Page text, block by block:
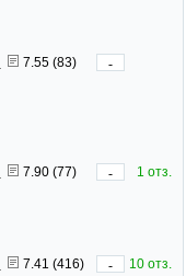
7.55 (83)
-
7.90 (77) -
1 отз.
7.41 (416) -
10 отз.